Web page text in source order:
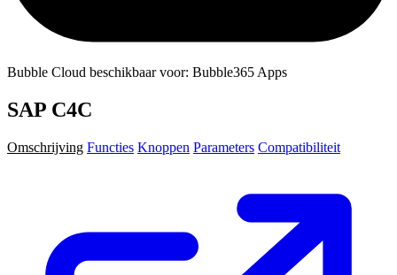
Bubble Cloud beschikbaar voor: Bubble365 Apps
SAP C4C
Omschrijving Functies Knoppen Parameters Compatibiliteit